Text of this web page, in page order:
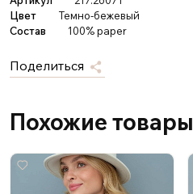
Цвет
Темно-бежевый
Состав
100% paper
Поделиться
Похожие товары